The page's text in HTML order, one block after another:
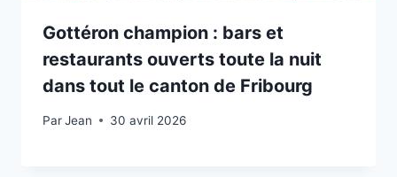
Gottéron champion : bars et
restaurants ouverts toute la nuit
dans tout le canton de Fribourg
ParJean
30 avril 202630 avril 2026